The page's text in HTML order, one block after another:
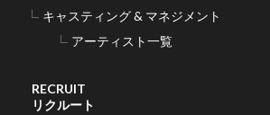
キャスティング & マネジメント
アーティスト一覧
RECRUIT
リクルート